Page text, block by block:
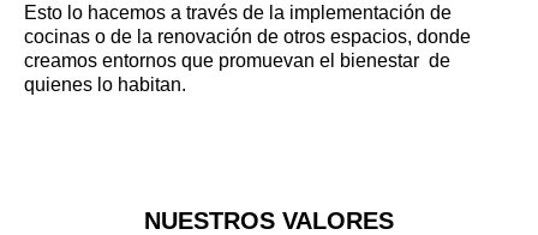
Esto lo hacemos a través de la implementación de
cocinas o de la renovación de otros espacios, donde
creamos entornos que promuevan el bienestar de
quienes lo habitan.
NUESTROS VALORES